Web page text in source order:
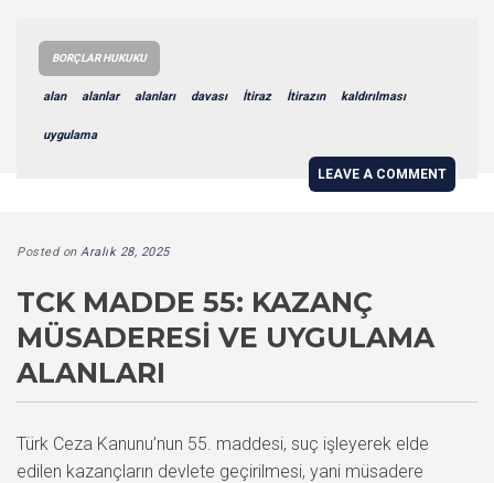
BORÇLAR HUKUKU
alan alanlar alanları davası İtiraz İtirazın kaldırılması
uygulama
LEAVE A COMMENT
Posted on Aralık 28, 2025
TCK MADDE 55: KAZANÇ
MÜSADERESI VE UYGULAMA
ALANLARI
Türk Ceza Kanunu’nun 55. maddesi, suç işleyerek elde
edilen kazançların devlete geçirilmesi, yani müsadere